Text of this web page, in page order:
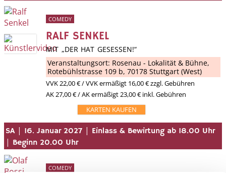
COMEDY
RALF SENKEL
MIT „DER HAT GESESSEN!“
Veranstaltungsort: Rosenau - Lokalität & Bühne,
Rotebühlstrasse 109 b, 70178 Stuttgart (West)
VVK22,00 €/ VVK ermäßigt 16,00 € zzgl. Gebühren
AK 27,00 € / AK ermäßigt 23,00 € inkl. Gebühren
KARTEN KAUFEN
SA | 16. Januar 2027 | Einlass & Bewirtung ab 18.00 Uhr
| Beginn 20.00 Uhr
COMEDY